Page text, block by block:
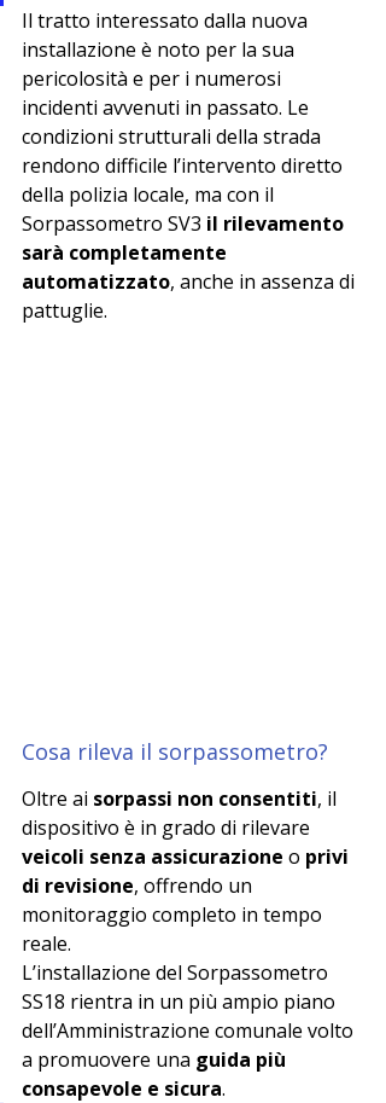
Il tratto interessato dalla nuova
installazione è noto per la sua
pericolosità e per i numerosi
incidenti avvenuti in passato. Le
condizioni strutturali della strada
rendono difficile l’intervento diretto
della polizia locale, ma con il
Sorpassometro SV3 il rilevamento
sarà completamente
automatizzato, anche in assenza di
pattuglie.
Cosa rileva il sorpassometro?
Oltre ai sorpassi non consentiti, il
dispositivo è in grado di rilevare
veicoli senza assicurazione o privi
di revisione, offrendo un
monitoraggio completo in tempo
reale.
L’installazione del Sorpassometro
SS18 rientra in un più ampio piano
dell’Amministrazione comunale volto
a promuovere una guida più
consapevole e sicura.